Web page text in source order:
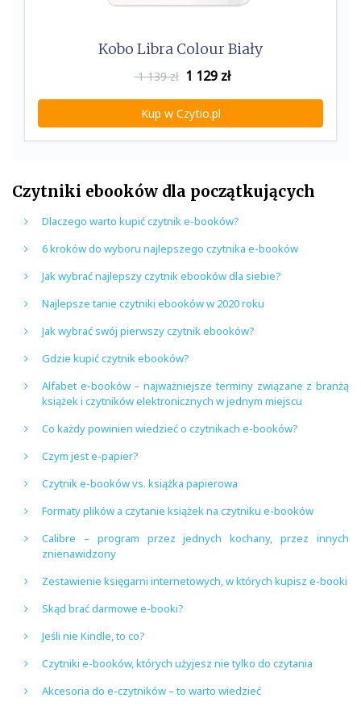
Kobo Libra Colour Biały
1 139 zł 1 129zł
Kup w Czytio.pl
Czytniki ebooków dla początkujących
Dlaczego warto kupić czytnik e-booków?
6 kroków do wyboru najlepszego czytnika e-booków
Jak wybrać najlepszy czytnik ebooków dla siebie?
Najlepsze tanie czytniki ebooków w 2020 roku
Jak wybrać swój pierwszy czytnik ebooków?
Gdzie kupić czytnik ebooków?
Alfabet e-booków – najważniejsze terminy związane z branżą
książek i czytników elektronicznych w jednym miejscu
Co każdy powinien wiedzieć o czytnikach e-booków?
Czym jest e-papier?
Czytnik e-booków vs. książka papierowa
Formaty plików a czytanie książek na czytniku e-booków
Calibre – program przez jednych kochany, przez innych
znienawidzony
Zestawienie księgarni internetowych, w których kupisz e-booki
Skąd brać darmowe e-booki?
Jeśli nie Kindle, to co?
Czytniki e-booków, których użyjesz nie tylko do czytania
Akcesoria do e-czytników – to warto wiedzieć